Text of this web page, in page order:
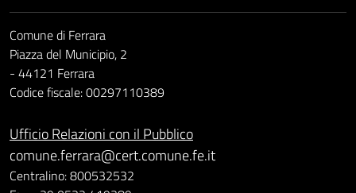
Comune di Ferrara
Piazza del Municipio, 2
- 44121 Ferrara
Codice fiscale: 00297110389
Ufficio Relazioni con il Pubblico
comune.ferrara@cert.comune.fe.it
Centralino: 800532532